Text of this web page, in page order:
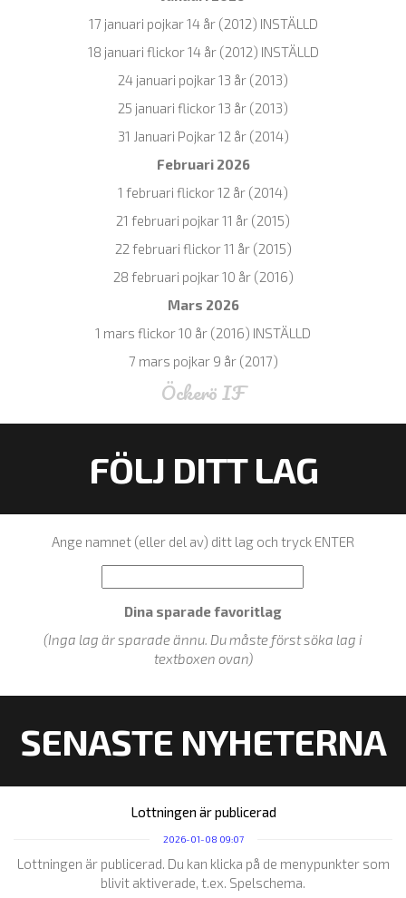
17 januari pojkar 14 år (2012) INSTÄLLD
18 januari flickor 14 år (2012) INSTÄLLD
24 januari pojkar 13 år (2013)
25 januari flickor 13 år (2013)
31 Januari Pojkar 12 år (2014)
Februari 2026
1 februari flickor 12 år (2014)
21 februari pojkar 11 år (2015)
22 februari flickor 11 år (2015)
28 februari pojkar 10 år (2016)
Mars 2026
1 mars flickor 10 år (2016) INSTÄLLD
7 mars pojkar 9 år (2017)
Öckerö IF
FÖLJ DITT LAG
Ange namnet (eller del av) ditt lag och tryck ENTER
Dina sparade favoritlag
(Inga lag är sparade ännu. Du måste först söka lag i
textboxen ovan)
SENASTE NYHETERNA
Lottningen är publicerad
2026-01-08 09:07
Lottningen är publicerad. Du kan klicka på de menypunkter som
blivit aktiverade, t.ex. Spelschema.